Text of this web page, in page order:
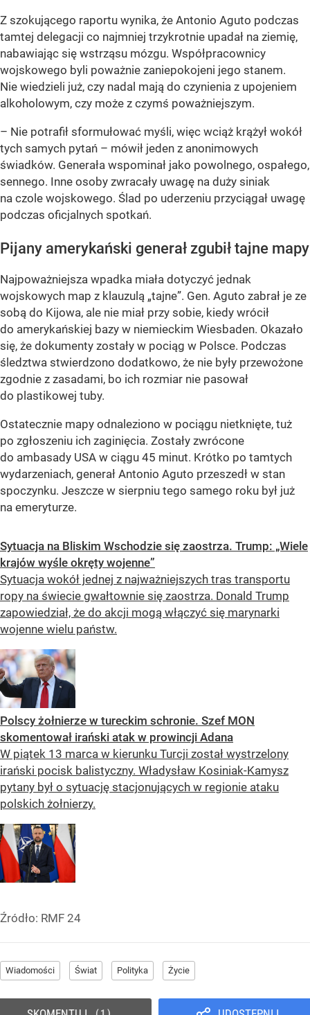
Z szokującego raportu wynika, że Antonio Aguto podczas
tamtej delegacji co najmniej trzykrotnie upadał na ziemię,
nabawiając się wstrząsu mózgu. Współpracownicy
wojskowego byli poważnie zaniepokojeni jego stanem.
Nie wiedzieli już, czy nadal mają do czynienia z upojeniem
alkoholowym, czy może z czymś poważniejszym.
– Nie potrafił sformułować myśli, więc wciąż krążył wokół
tych samych pytań – mówił jeden z anonimowych
świadków. Generała wspominał jako powolnego, ospałego,
sennego. Inne osoby zwracały uwagę na duży siniak
na czole wojskowego. Ślad po uderzeniu przyciągał uwagę
podczas oficjalnych spotkań.
Pijany amerykański generał zgubił tajne mapy
Najpoważniejsza wpadka miała dotyczyć jednak
wojskowych map z klauzulą „tajne”. Gen. Aguto zabrał je ze
sobą do Kijowa, ale nie miał przy sobie, kiedy wrócił
do amerykańskiej bazy w niemieckim Wiesbaden. Okazało
się, że dokumenty zostały w pociąg w Polsce. Podczas
śledztwa stwierdzono dodatkowo, że nie były przewożone
zgodnie z zasadami, bo ich rozmiar nie pasował
do plastikowej tuby.
Ostatecznie mapy odnaleziono w pociągu nietknięte, tuż
po zgłoszeniu ich zaginięcia. Zostały zwrócone
do ambasady USA w ciągu 45 minut. Krótko po tamtych
wydarzeniach, generał Antonio Aguto przeszedł w stan
spoczynku. Jeszcze w sierpniu tego samego roku był już
na emeryturze.
Sytuacja na Bliskim Wschodzie się zaostrza. Trump: „Wiele
krajów wyśle okręty wojenne”
Sytuacja wokół jednej z najważniejszych tras transportu
ropy na świecie gwałtownie się zaostrza. Donald Trump
zapowiedział, że do akcji mogą włączyć się marynarki
wojenne wielu państw.
Polscy żołnierze w tureckim schronie. Szef MON
skomentował irański atak w prowincji Adana
W piątek 13 marca w kierunku Turcji został wystrzelony
irański pocisk balistyczny. Władysław Kosiniak-Kamysz
pytany był o sytuację stacjonujących w regionie ataku
polskich żołnierzy.
Źródło: RMF 24
Wiadomości Świat Polityka Życie